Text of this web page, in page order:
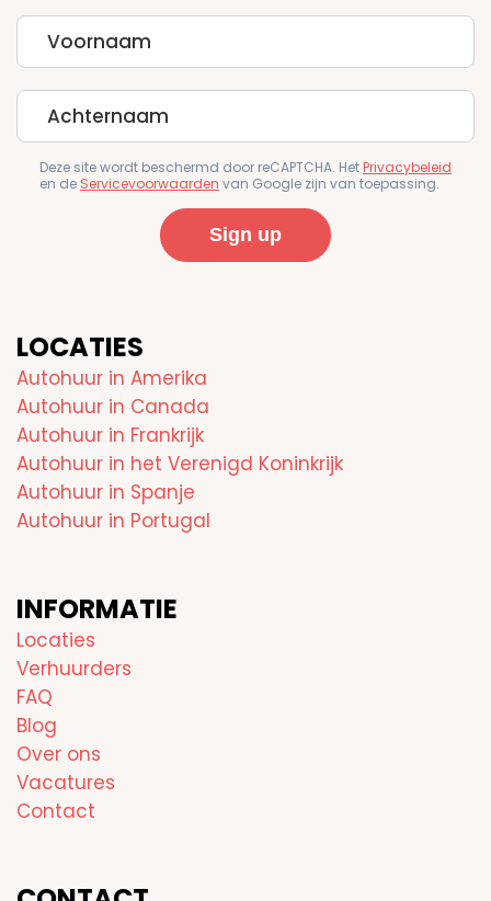
First
Name
Last
Name
Deze site wordt beschermd door reCAPTCHA. HetPrivacybeleid
en de Servicevoorwaarden van Google zijn van toepassing.
LOCATIES
Autohuur in Amerika
Autohuur in Canada
Autohuur in Frankrijk
Autohuur in het Verenigd Koninkrijk
Autohuur in Spanje
Autohuur in Portugal
INFORMATIE
Locaties
Verhuurders
FAQ
Blog
Over ons
Vacatures
Contact